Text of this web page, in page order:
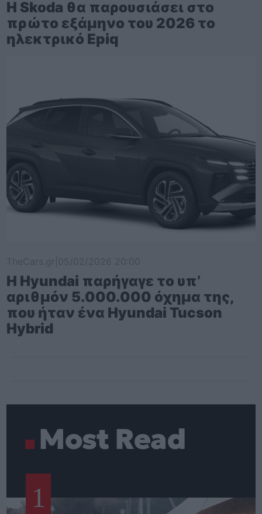
Η Skoda θα παρουσιάσει στο
πρώτο εξάμηνο του 2026 το
ηλεκτρικό Epiq
Η Hyundai παρήγαγε το υπ’
αριθμόν 5.000.000 όχημα της,
που ήταν ένα Hyundai Tucson
Hybrid
Most Read
1